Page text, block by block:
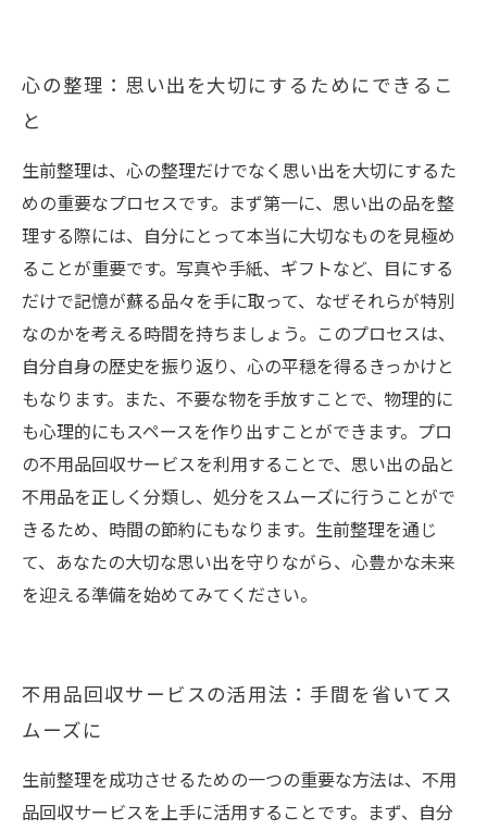
心の整理：思い出を大切にするためにできるこ
と
生前整理は、心の整理だけでなく思い出を大切にするた
めの重要なプロセスです。まず第一に、思い出の品を整
理する際には、自分にとって本当に大切なものを見極め
ることが重要です。写真や手紙、ギフトなど、目にする
だけで記憶が蘇る品々を手に取って、なぜそれらが特別
なのかを考える時間を持ちましょう。このプロセスは、
自分自身の歴史を振り返り、心の平穏を得るきっかけと
もなります。また、不要な物を手放すことで、物理的に
も心理的にもスペースを作り出すことができます。プロ
の不用品回収サービスを利用することで、思い出の品と
不用品を正しく分類し、処分をスムーズに行うことがで
きるため、時間の節約にもなります。生前整理を通じ
て、あなたの大切な思い出を守りながら、心豊かな未来
を迎える準備を始めてみてください。
不用品回収サービスの活用法：手間を省いてス
ムーズに
生前整理を成功させるための一つの重要な方法は、不用
品回収サービスを上手に活用することです。まず、自分